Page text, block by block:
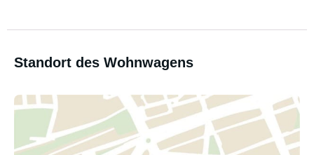
Standort des Wohnwagens